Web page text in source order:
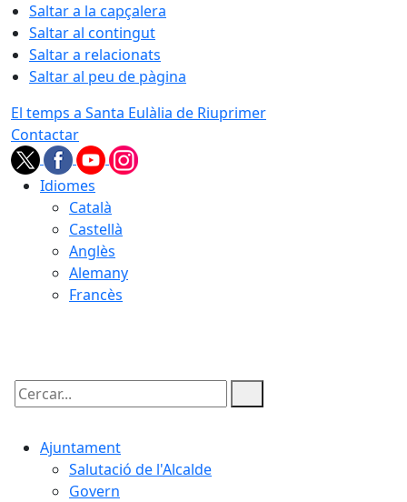
Saltar a la capçalera
Saltar al contingut
Saltar a relacionats
Saltar al peu de pàgina
El temps a Santa Eulàlia de Riuprimer
Contactar
Idiomes
Català
Castellà
Anglès
Alemany
Francès
Cercar:
Ajuntament
Salutació de l'Alcalde
Govern